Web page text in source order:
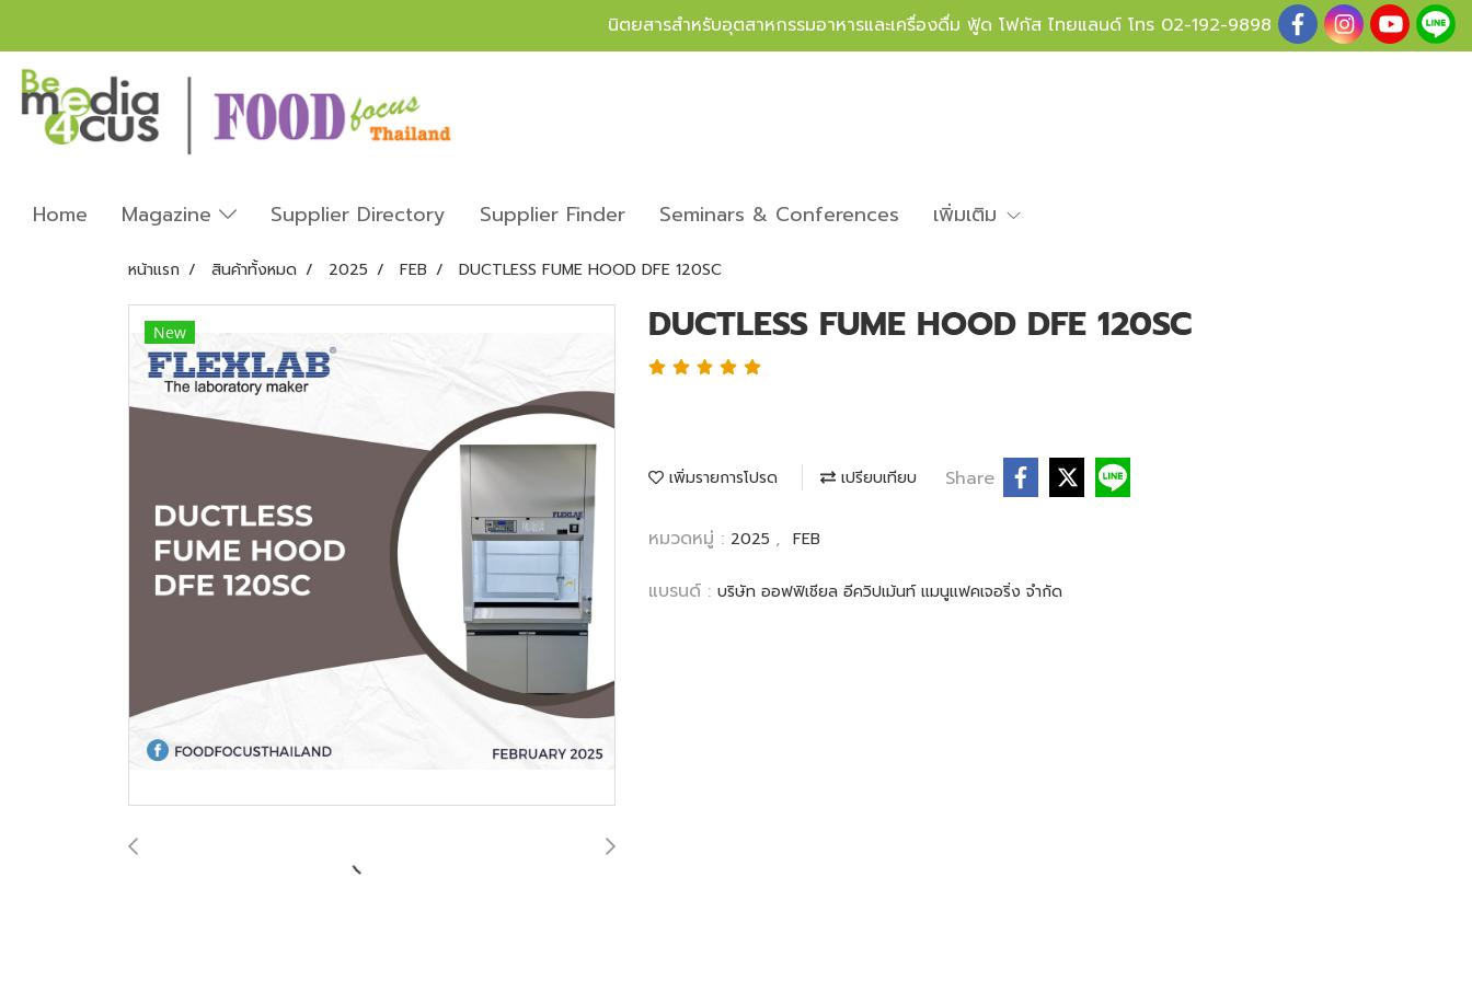
นิตยสารสำหรับอุตสาหกรรมอาหารและเครื่องดื่ม ฟู้ด โฟกัส ไทยแลนด์ โทร 02-192-9898
Home Magazine Supplier Directory Supplier Finder Seminars & Conferences เพิ่มเติม
หน้าแรก สินค้าทั้งหมด 2025 FEB DUCTLESS FUME HOOD DFE 120SC
New DUCTLESS FUME HOOD DFE 120SC
เพิ่มรายการโปรด เปรียบเทียบ Share
หมวดหมู่ : 2025 , FEB
แบรนด์ : บริษัท ออฟฟิเชียล อีควิปเม้นท์ แมนูแฟคเจอริ่ง จำกัด